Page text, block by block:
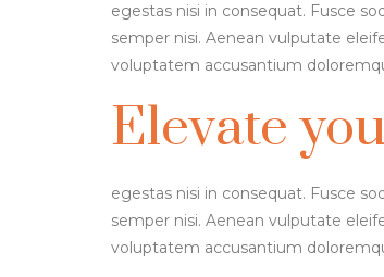
egestas nisi in consequat. Fusce
semper nisi. Aenean vulputate
voluptatem accusantium
Elevate
egestas nisi in consequat. Fusce
semper nisi. Aenean vulputate
voluptatem accusantium